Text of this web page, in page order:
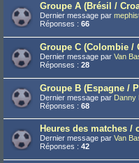
Groupe A (Brésil /
Dernier message par
Réponses : 66
Groupe C (Colombie /
Dernier message par Van
Réponses : 28
Groupe B (Espagne /
Dernier message par Danny
Réponses : 68
Heures des matches /
Dernier message par Van
Réponses : 42